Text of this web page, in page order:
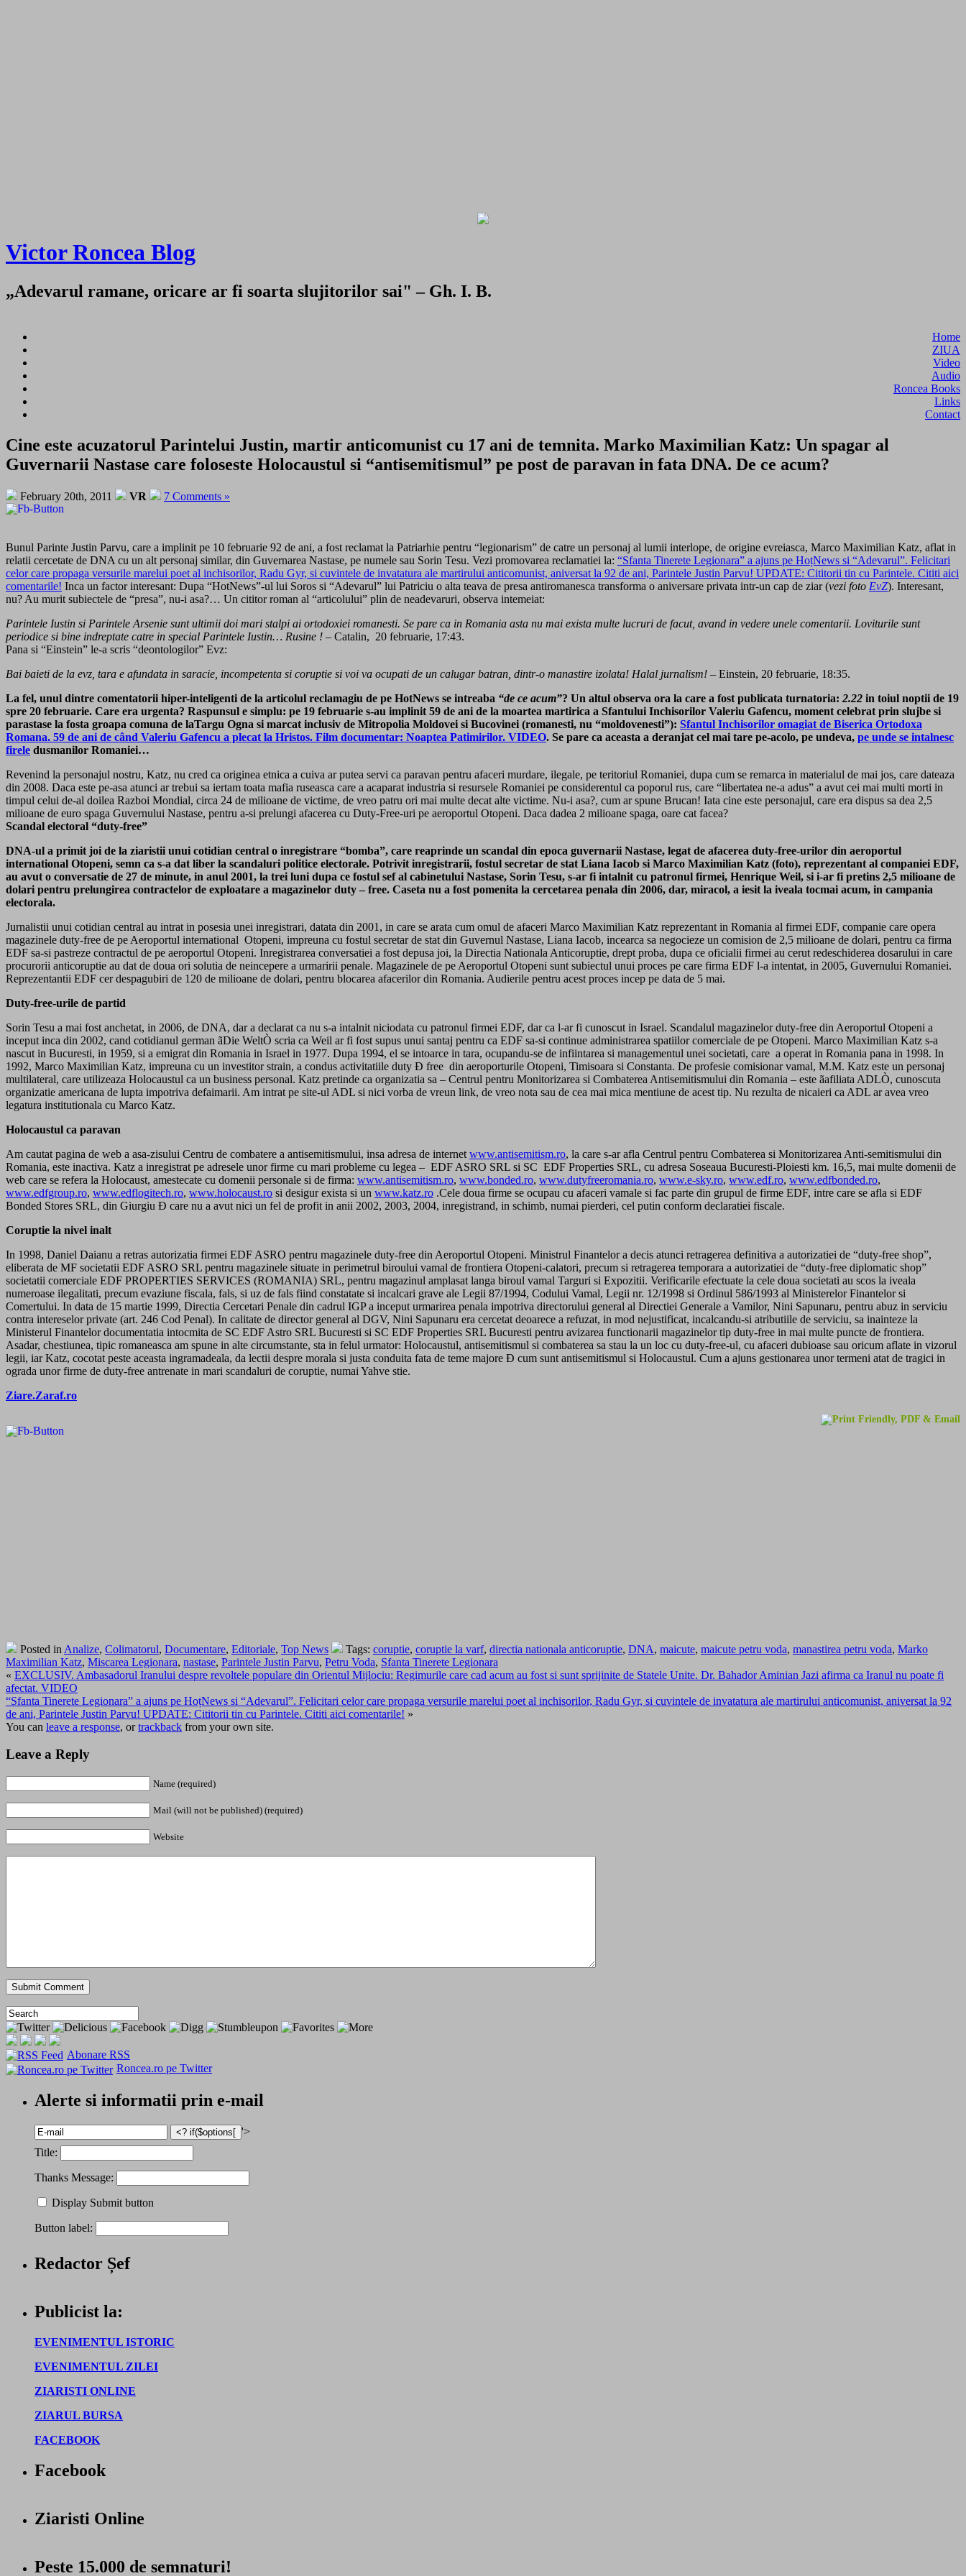
Victor Roncea Blog
„Adevarul ramane, oricare ar fi soarta slujitorilor sai" – Gh. I. B.
Home
ZIUA
Video
Audio
Roncea Books
Links
Contact
Cine este acuzatorul Parintelui Justin, martir anticomunist cu 17 ani de temnita. Marko Maximilian Katz: Un spagar al
Guvernarii Nastase care foloseste Holocaustul si “antisemitismul” pe post de paravan in fata DNA. De ce acum?
February 20th, 2011 VR 7 Comments »
Bunul Parinte Justin Parvu, care a implinit pe 10 februarie 92 de ani, a fost reclamat la Patriarhie pentru “legionarism” de catre un personaj al lumii interlope, de origine evreiasca, Marco Maximilian Katz, aflat in
relatii cercetate de DNA cu un alt personaj similar, din Guvernarea Nastase, pe numele sau Sorin Tesu. Vezi promovarea reclamatiei la: “Sfanta Tinerete Legionara” a ajuns pe HoțNews si “Adevarul”. Felicitari
celor care propaga versurile marelui poet al inchisorilor, Radu Gyr, si cuvintele de invatatura ale martirului anticomunist, aniversat la 92 de ani, Parintele Justin Parvu! UPDATE: Cititorii tin cu Parintele. Cititi aici
comentarile! Inca un factor interesant: Dupa “HotNews”-ul lui Soros si “Adevarul” lui Patriciu o alta teava de presa antiromanesca transforma o aniversare privata intr-un cap de ziar (vezi foto EvZ). Interesant,
nu? Au murit subiectele de “presa”, nu-i asa?… Un cititor roman al “articolului” plin de neadevaruri, observa intemeiat:
Parintele Iustin si Parintele Arsenie sunt ultimii doi mari stalpi ai ortodoxiei romanesti. Se pare ca in Romania asta nu mai exista multe lucruri de facut, avand in vedere unele comentarii. Loviturile sunt
periodice si bine indreptate catre in special Parintele Iustin… Rusine ! – Catalin, 20 februarie, 17:43.
Pana si “Einstein” le-a scris “deontologilor” Evz:
Bai baieti de la evz, tara e afundata in saracie, incompetenta si coruptie si voi va ocupati de un calugar batran, dintr-o manastire izolata! Halal jurnalism! – Einstein, 20 februarie, 18:35.
La fel, unul dintre comentatorii hiper-inteligenti de la articolul reclamagiu de pe HotNews se intreaba “de ce acum”? Un altul observa ora la care a fost publicata turnatoria: 2.22 in toiul noptii de 19
spre 20 februarie. Care era urgenta? Raspunsul e simplu: pe 19 februarie s-au implinit 59 de ani de la moartea martirica a Sfantului Inchisorilor Valeriu Gafencu, moment celebrat prin slujbe si
parastase la fosta groapa comuna de laTargu Ogna si marcat inclusiv de Mitropolia Moldovei si Bucovinei (romanesti, nu “moldovenesti”): Sfantul Inchisorilor omagiat de Biserica Ortodoxa
Romana. 59 de ani de când Valeriu Gafencu a plecat la Hristos. Film documentar: Noaptea Patimirilor. VIDEO. Se pare ca aceasta a deranjat cel mai tare pe-acolo, pe undeva, pe unde se intalnesc
firele dusmanilor Romaniei…
Revenind la personajul nostru, Katz, nu cred ca originea etnica a cuiva ar putea servi ca paravan pentru afaceri murdare, ilegale, pe teritoriul Romaniei, dupa cum se remarca in materialul de mai jos, care dateaza
din 2008. Daca este pe-asa atunci ar trebui sa iertam toata mafia ruseasca care a acaparat industria si resursele Romaniei pe considerentul ca poporul rus, care “libertatea ne-a adus” a avut cei mai multi morti in
timpul celui de-al doilea Razboi Mondial, circa 24 de milioane de victime, de vreo patru ori mai multe decat alte victime. Nu-i asa?, cum ar spune Brucan! Iata cine este personajul, care era dispus sa dea 2,5
milioane de euro spaga Guvernului Nastase, pentru a-si prelungi afacerea cu Duty-Free-uri pe aeroportul Otopeni. Daca dadea 2 milioane spaga, oare cat facea?
Scandal electoral “duty-free”
DNA-ul a primit joi de la ziaristii unui cotidian central o inregistrare “bomba”, care reaprinde un scandal din epoca guvernarii Nastase, legat de afacerea duty-free-urilor din aeroportul
international Otopeni, semn ca s-a dat liber la scandaluri politice electorale. Potrivit inregistrarii, fostul secretar de stat Liana Iacob si Marco Maximilian Katz (foto), reprezentant al companiei EDF,
au avut o conversatie de 27 de minute, in anul 2001, la trei luni dupa ce fostul sef al cabinetului Nastase, Sorin Tesu, s-ar fi intalnit cu patronul firmei, Henrique Weil, si i-ar fi pretins 2,5 milioane de
dolari pentru prelungirea contractelor de exploatare a magazinelor duty – free. Caseta nu a fost pomenita la cercetarea penala din 2006, dar, miracol, a iesit la iveala tocmai acum, in campania
electorala.
Jurnalistii unui cotidian central au intrat in posesia unei inregistrari, datata din 2001, in care se arata cum omul de afaceri Marco Maximilian Katz reprezentant in Romania al firmei EDF, companie care opera
magazinele duty-free de pe Aeroportul international Otopeni, impreuna cu fostul secretar de stat din Guvernul Nastase, Liana Iacob, incearca sa negocieze un comision de 2,5 milioane de dolari, pentru ca firma
EDF sa-si pastreze contractul de pe aeroportul Otopeni. Inregistrarea conversatiei a fost depusa joi, la Directia Nationala Anticoruptie, drept proba, dupa ce oficialii firmei au cerut redeschiderea dosarului in care
procurorii anticoruptie au dat de doua ori solutia de neincepere a urmaririi penale. Magazinele de pe Aeroportul Otopeni sunt subiectul unui proces pe care firma EDF l-a intentat, in 2005, Guvernului Romaniei.
Reprezentantii EDF cer despagubiri de 120 de milioane de dolari, pentru blocarea afacerilor din Romania. Audierile pentru acest proces incep pe data de 5 mai.
Duty-free-urile de partid
Sorin Tesu a mai fost anchetat, in 2006, de DNA, dar a declarat ca nu s-a intalnit niciodata cu patronul firmei EDF, dar ca l-ar fi cunoscut in Israel. Scandalul magazinelor duty-free din Aeroportul Otopeni a
inceput inca din 2002, cand cotidianul german ãDie WeltÒ scria ca Weil ar fi fost supus unui santaj pentru ca EDF sa-si continue administrarea spatiilor comerciale de pe Otopeni. Marco Maximilian Katz s-a
nascut in Bucuresti, in 1959, si a emigrat din Romania in Israel in 1977. Dupa 1994, el se intoarce in tara, ocupandu-se de infiintarea si managementul unei societati, care a operat in Romania pana in 1998. In
1992, Marco Maximilian Katz, impreuna cu un investitor strain, a condus activitatiile duty Ð free din aeroporturile Otopeni, Timisoara si Constanta. De profesie comisionar vamal, M.M. Katz este un personaj
multilateral, care utilizeaza Holocaustul ca un business personal. Katz pretinde ca organizatia sa – Centrul pentru Monitorizarea si Combaterea Antisemitismului din Romania – este ãafiliata ADLÒ, cunoscuta
organizatie americana de lupta impotriva defaimarii. Am intrat pe site-ul ADL si nici vorba de vreun link, de vreo nota sau de cea mai mica mentiune de acest tip. Nu rezulta de nicaieri ca ADL ar avea vreo
legatura institutionala cu Marco Katz.
Holocaustul ca paravan
Am cautat pagina de web a asa-zisului Centru de combatere a antisemitismului, insa adresa de internet www.antisemitism.ro, la care s-ar afla Centrul pentru Combaterea si Monitorizarea Anti-semitismului din
Romania, este inactiva. Katz a inregistrat pe adresele unor firme cu mari probleme cu legea – EDF ASRO SRL si SC EDF Properties SRL, cu adresa Soseaua Bucuresti-Ploiesti km. 16,5, mai multe domenii de
web care se refera la Holocaust, amestecate cu domenii personale si de firma: www.antisemitism.ro, www.bonded.ro, www.dutyfreeromania.ro, www.e-sky.ro, www.edf.ro, www.edfbonded.ro,
www.edfgroup.ro, www.edflogitech.ro, www.holocaust.ro si desigur exista si un www.katz.ro .Cele doua firme se ocupau cu afaceri vamale si fac parte din grupul de firme EDF, intre care se afla si EDF
Bonded Stores SRL, din Giurgiu Ð care nu a avut nici un fel de profit in anii 2002, 2003, 2004, inregistrand, in schimb, numai pierderi, cel putin conform declaratiei fiscale.
Coruptie la nivel inalt
In 1998, Daniel Daianu a retras autorizatia firmei EDF ASRO pentru magazinele duty-free din Aeroportul Otopeni. Ministrul Finantelor a decis atunci retragerea definitiva a autorizatiei de “duty-free shop”,
eliberata de MF societatii EDF ASRO SRL pentru magazinele situate in perimetrul biroului vamal de frontiera Otopeni-calatori, precum si retragerea temporara a autorizatiei de “duty-free diplomatic shop”
societatii comerciale EDF PROPERTIES SERVICES (ROMANIA) SRL, pentru magazinul amplasat langa biroul vamal Targuri si Expozitii. Verificarile efectuate la cele doua societati au scos la iveala
numeroase ilegalitati, precum evaziune fiscala, fals, si uz de fals fiind constatate si incalcari grave ale Legii 87/1994, Codului Vamal, Legii nr. 12/1998 si Ordinul 586/1993 al Ministerelor Finantelor si
Comertului. In data de 15 martie 1999, Directia Cercetari Penale din cadrul IGP a inceput urmarirea penala impotriva directorului general al Directiei Generale a Vamilor, Nini Sapunaru, pentru abuz in serviciu
contra intereselor private (art. 246 Cod Penal). In calitate de director general al DGV, Nini Sapunaru era cercetat deoarece a refuzat, in mod nejustificat, incalcandu-si atributiile de serviciu, sa inainteze la
Ministerul Finantelor documentatia intocmita de SC EDF Astro SRL Bucuresti si SC EDF Properties SRL Bucuresti pentru avizarea functionarii magazinelor tip duty-free in mai multe puncte de frontiera.
Asadar, chestiunea, tipic romaneasca am spune in alte circumstante, sta in felul urmator: Holocaustul, antisemitismul si combaterea sa stau la un loc cu duty-free-ul, cu afaceri dubioase sau oricum aflate in vizorul
legii, iar Katz, cocotat peste aceasta ingramadeala, da lectii despre morala si justa conduita fata de teme majore Ð cum sunt antisemitismul si Holocaustul. Cum a ajuns gestionarea unor termeni atat de tragici in
ograda unor firme de duty-free antrenate in mari scandaluri de coruptie, numai Yahve stie.
Ziare.Zaraf.ro
Posted in Analize, Colimatorul, Documentare, Editoriale, Top News Tags: coruptie, coruptie la varf, directia nationala anticoruptie, DNA, maicute, maicute petru voda, manastirea petru voda, Marko
Maximilian Katz, Miscarea Legionara, nastase, Parintele Justin Parvu, Petru Voda, Sfanta Tinerete Legionara
« EXCLUSIV. Ambasadorul Iranului despre revoltele populare din Orientul Mijlociu: Regimurile care cad acum au fost si sunt sprijinite de Statele Unite. Dr. Bahador Aminian Jazi afirma ca Iranul nu poate fi
afectat. VIDEO
“Sfanta Tinerete Legionara” a ajuns pe HoțNews si “Adevarul”. Felicitari celor care propaga versurile marelui poet al inchisorilor, Radu Gyr, si cuvintele de invatatura ale martirului anticomunist, aniversat la 92
de ani, Parintele Justin Parvu! UPDATE: Cititorii tin cu Parintele. Cititi aici comentarile! »
You can leave a response, ortrackback from your own site.
Leave a Reply
Name (required)
Mail (will not be published) (required)
Website
Abonare RSS
Roncea.ro pe Twitter
Alerte si informatii prin e-mail
'>
Title:
Thanks Message:
Display Submit button
Button label:
Redactor Șef
Publicist la:
EVENIMENTUL ISTORIC
EVENIMENTUL ZILEI
ZIARISTI ONLINE
ZIARUL BURSA
FACEBOOK
Facebook
Ziaristi Online
Peste 15.000 de semnaturi!